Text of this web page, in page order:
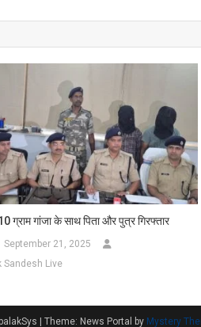
ग्राम गांजा के साथ पिता और पुत्र गिरफ्तार
September 21, 2025
Sandesh Live
Theme: News Portal by Mystery